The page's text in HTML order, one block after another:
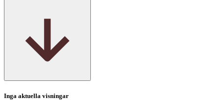
Inga aktuella visningar